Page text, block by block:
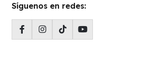
Síguenos en redes: